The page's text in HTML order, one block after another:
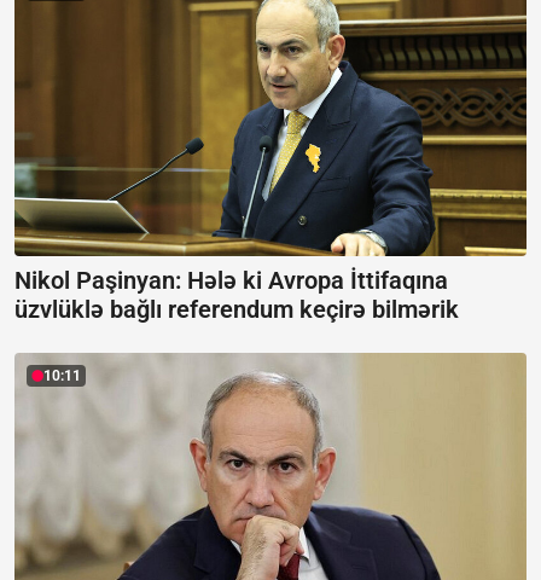
Nikol Paşinyan: Hələ ki Avropa İttifaqına
üzvlüklə bağlı referendum keçirə bilmərik
10:11